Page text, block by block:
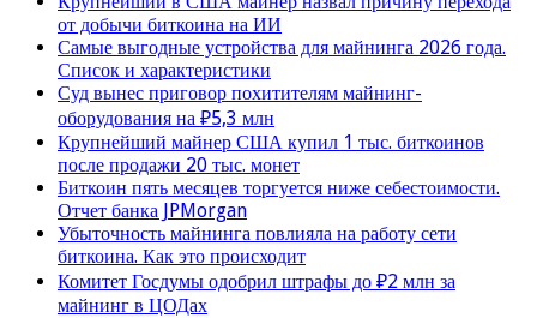
от добычи биткоина на ИИ
Самые выгодные устройства для майнинга 2026 года.
Список и характеристики
Суд вынес приговор похитителям майнинг-
оборудования на ₽5,3 млн
Крупнейший майнер США купил 1 тыс. биткоинов
после продажи 20 тыс. монет
Биткоин пять месяцев торгуется ниже себестоимости.
Отчет банка JPMorgan
Убыточность майнинга повлияла на работу сети
биткоина. Как это происходит
Комитет Госдумы одобрил штрафы до ₽2 млн за
майнинг в ЦОДах